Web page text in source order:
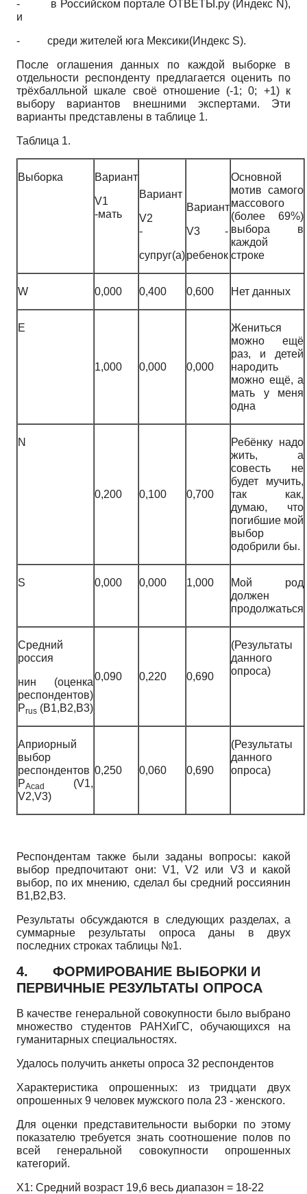
- в Российском портале ОТВЕТЫ.ру (Индекс N),
и
- среди жителей юга Мексики(Индекс S).
После оглашения данных по каждой выборке в
отдельности респонденту предлагается оценить по
трёхбалльной шкале своё отношение (-1; 0; +1) к
выбору вариантов внешними экспертами. Эти
варианты представлены в таблице 1.
Таблица 1.
Выборка Вариант
V1
-мать
Вариант
V2
-
супруг(а)
Вариант
V3 -
ребенок
Основной
мотив самого
массового
(более 69%)
выбора в
каждой
строке
W 0,000 0,400 0,600 Нет данных
E
1,000 0,000 0,000
Жениться
можно ещё
раз, и детей
народить
можно ещё, а
мать у меня
одна
N
0,200 0,100 0,700
Ребёнку надо
жить, а
совесть не
будет мучить,
так как,
думаю, что
погибшие мой
выбор
одобрили бы.
S 0,000 0,000 1,000
Мой род
должен
продолжаться
Средний
россия­
нин (оценка
респондентов)
Prus (B1,B2,B3)
0,090 0,220 0,690
(Результаты
данного
опроса)
Априорный
выбор
респондентов
PAcad
(V1,
V2,V3)
0,250 0,060 0,690
(Результаты
данного
опроса)
Респондентам также были заданы вопросы: какой
выбор предпочитают они: V1, V2 или V3 и какой
выбор, по их мнению, сделал бы средний россиянин
B1,B2,B3.
Результаты обсуждаются в следующих разделах, а
суммарные результаты опроса даны в двух
последних строках таблицы №1.
4. ФОРМИРОВАНИЕ ВЫБОРКИ И
ПЕРВИЧНЫЕ РЕЗУЛЬТАТЫ ОПРОСА
В качестве генеральной совокупности было выбрано
множество студентов РАНХиГС, обучающихся на
гуманитарных специальностях.
Удалось получить анкеты опроса 32 респондентов
Характеристика опрошенных: из тридцати двух
опрошенных 9 человек мужского пола 23 - женского.
Для оценки представительности выборки по этому
показателю требуется знать соотношение полов по
всей генеральной совокупности опрошенных
категорий.
Х1: Средний возраст 19,6 весь диапазон = 18-22